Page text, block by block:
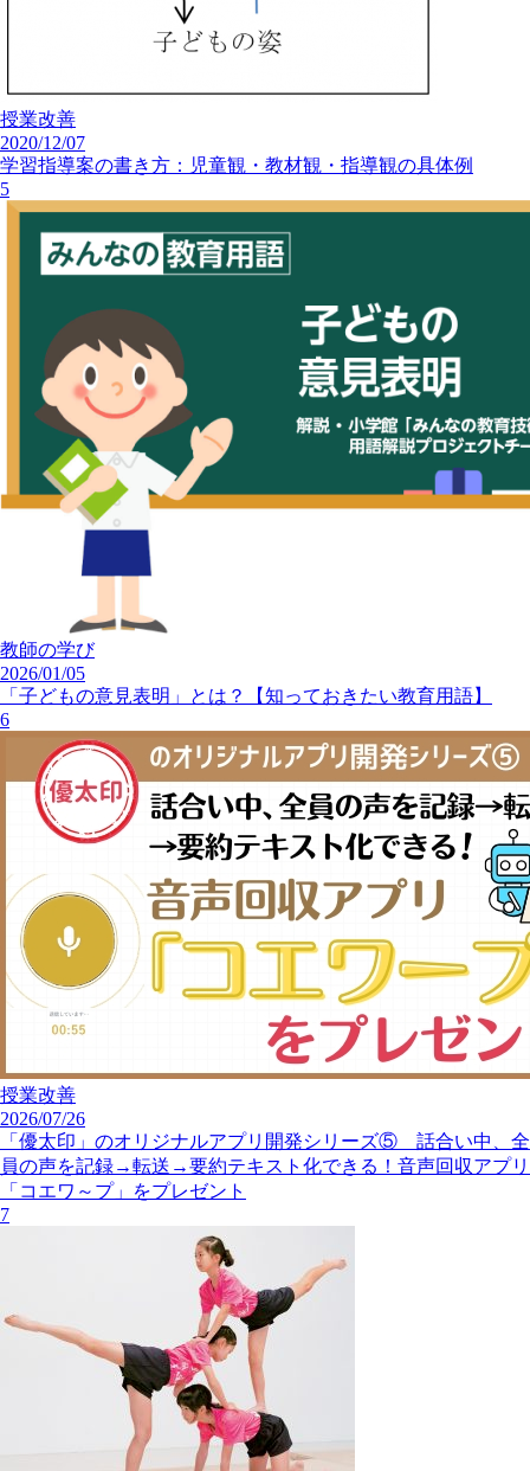
授業改善
2020/12/07
学習指導案の書き方：児童観・教材観・指導観の具体例
5
教師の学び
2026/01/05
「子どもの意見表明」とは？【知っておきたい教育用語】
6
授業改善
2026/07/26
「優太印」のオリジナルアプリ開発シリーズ⑤ 話合い中、全
員の声を記録→転送→要約テキスト化できる！音声回収アプリ
「コエワ～プ」をプレゼント
7